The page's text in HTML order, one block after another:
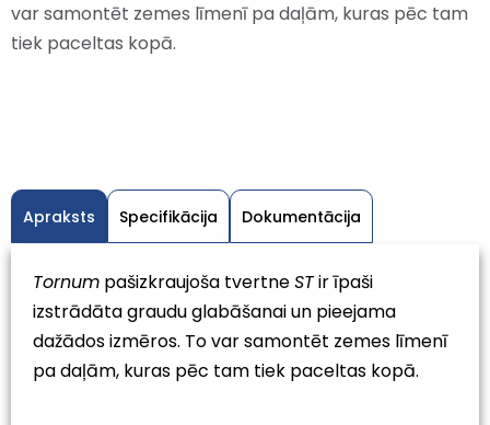
var samontēt zemes līmenī pa daļām, kuras pēc tam
tiek paceltas kopā.
Apraksts Specifikācija Dokumentācija
Tornum pašizkraujoša tvertneSTir īpaši
izstrādāta graudu glabāšanai un pieejama
dažādos izmēros. To var samontēt zemes līmenī
pa daļām, kuras pēc tam tiek paceltas kopā.